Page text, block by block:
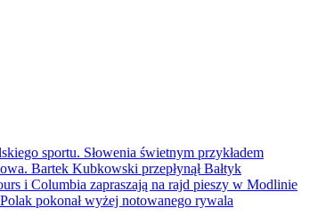
sportu. Słowenia świetnym przykładem
Bartek Kubkowski przepłynął Bałtyk
i Columbia zapraszają na rajd pieszy w Modlinie
pokonał wyżej notowanego rywala